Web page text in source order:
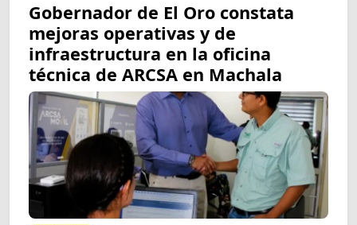
Gobernador de El Oro constata
mejoras operativas y de
infraestructura en la oficina
técnica de ARCSA en Machala